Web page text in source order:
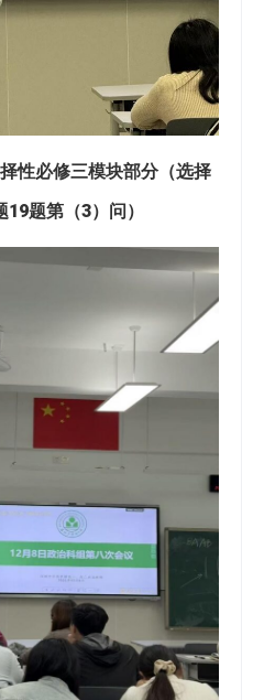
性必修三模块部分（选择
题第（3）问）